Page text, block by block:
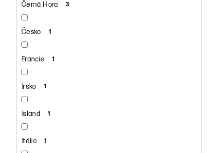
Černá Hora 3
Česko 1
Francie 1
Irsko 1
Island 1
Itálie 1